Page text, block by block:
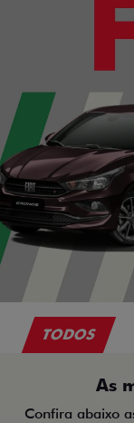
TODOS
As
Confira abaixo